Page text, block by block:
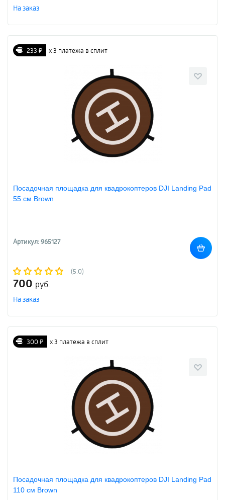
На заказ
233 ₽ х 3 платежа в сплит
Посадочная площадка для квадрокоптеров DJI Landing Pad
55 см Brown
Артикул: 965127
(5.0)
700 руб.
На заказ
300 ₽ х 3 платежа в сплит
Посадочная площадка для квадрокоптеров DJI Landing Pad
110 см Brown